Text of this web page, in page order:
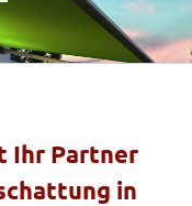
Ihr Partner
in